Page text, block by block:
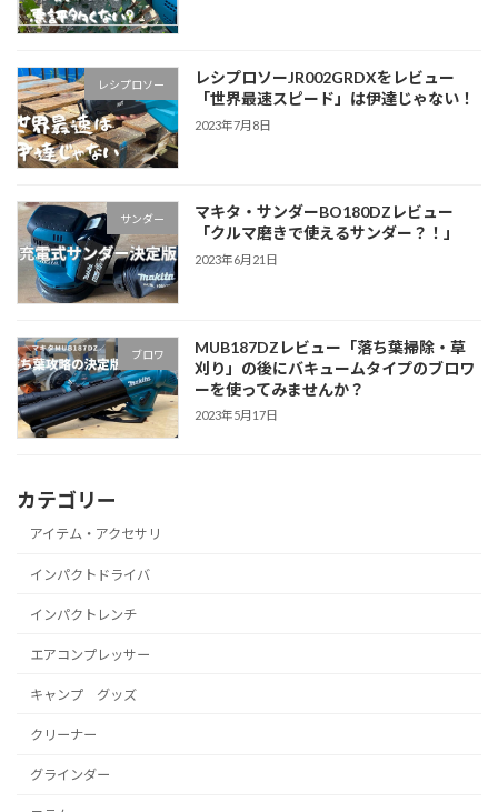
レシプロソー
レシプロソーJR002GRDXをレビュー
「世界最速スピード」は伊達じゃない！
2023年7月8日
サンダー
マキタ・サンダーBO180DZレビュー
「クルマ磨きで使えるサンダー？！」
2023年6月21日
ブロワ
MUB187DZレビュー「落ち葉掃除・草
刈り」の後にバキュームタイプのブロワ
ーを使ってみませんか？
2023年5月17日
カテゴリー
アイテム・アクセサリ
インパクトドライバ
インパクトレンチ
エアコンプレッサー
キャンプ グッズ
クリーナー
グラインダー